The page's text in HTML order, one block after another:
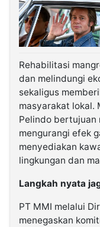
Rehabilitasi
dan melindungi
sekaligus
masyarakat lokal.
Pelindo bertujuan
mengurangi efek
menyediakan
lingkungan dan
Langkah nyata
PT MMI melalui
menegaskan